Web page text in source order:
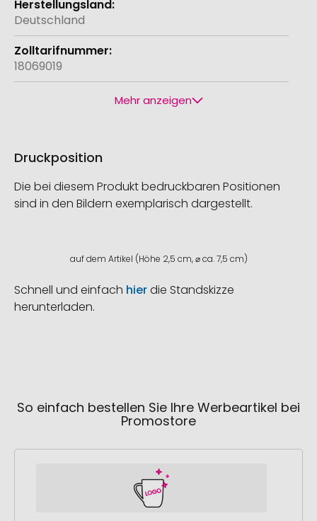
Deutschland
18069019
Mehr anzeigen
Druckposition
Die bei diesem Produkt bedruckbaren Positionen
sind in den Bildern exemplarisch dargestellt.
auf dem Artikel (Höhe 2,5 cm, ⌀ ca. 7,5 cm)
Schnell und einfach hierdie Standskizze
herunterladen.
So einfach bestellen Sie Ihre Werbeartikel bei
Promostore